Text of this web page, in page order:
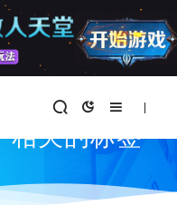
相关的标签